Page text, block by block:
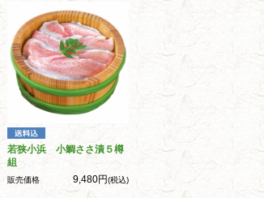
若狭小浜 小鯛ささ漬５樽
組
販売価格 9,480円(税込)